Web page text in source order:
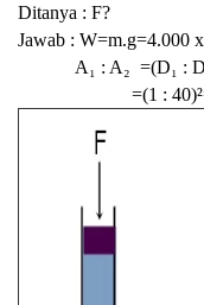
Ditanya : F?
Jawab : W=m.g=4.000
A₁ : A₂ =(D₁ :
=(1 : 40)²=1